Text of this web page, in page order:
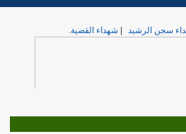
سجن الرشيد شهداء القضية.